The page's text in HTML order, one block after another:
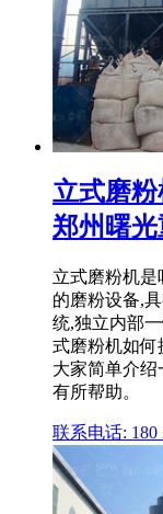
立式磨
郑州曙光
立式磨粉机
的磨粉设备,
统,独立内部
式磨粉机如何
大家简单介
有所帮助。
联系电话: 180